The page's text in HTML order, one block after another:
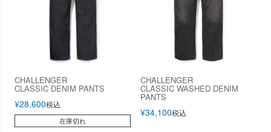
CHALLENGER
CLASSIC DENIM PANTS
¥28,600税込
在庫切れ
CHALLENGER
CLASSIC WASHED DENIM
PANTS
¥34,100税込